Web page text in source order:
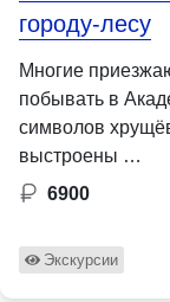
городу-лесу
Многие
побывать в
символов
выстроены …
6900
Экскурсии